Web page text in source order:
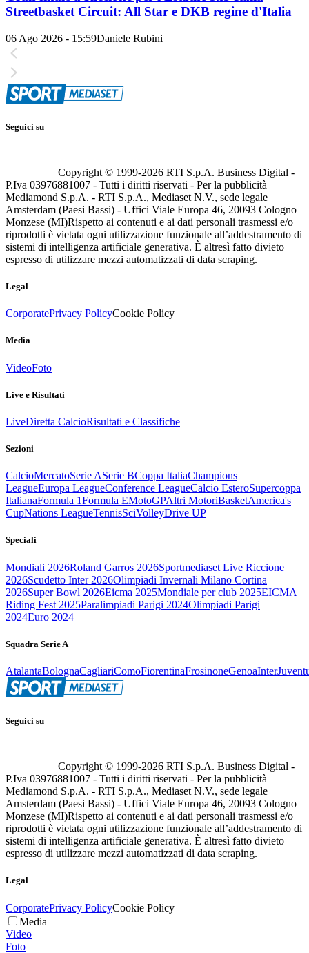
Streetbasket Circuit: All Star e DKB regine d'Italia
06 Ago 2026 - 15:59Daniele Rubini
Seguici su
Copyright © 1999-2026 RTI S.p.A. Business Digital -
P.Iva 03976881007 - Tutti i diritti riservati - Per la pubblicità
Mediamond S.p.A. - RTI S.p.A., Mediaset N.V., sede legale
Amsterdam (Paesi Bassi) - Uffici Viale Europa 46, 20093 Cologno
Monzese (MI)Rispetto ai contenuti e ai dati personali trasmessi e/o
riprodotti è vietata ogni utilizzazione funzionale all’addestramento di
sistemi di intelligenza artificiale generativa. È altresì fatto divieto
espresso di utilizzare mezzi automatizzati di data scraping.
Legal
CorporatePrivacy PolicyCookie Policy
Media
VideoFoto
Live e Risultati
LiveDiretta CalcioRisultati e Classifiche
Sezioni
CalcioMercatoSerie ASerie BCoppa ItaliaChampions
LeagueEuropa LeagueConference LeagueCalcio EsteroSupercoppa
ItalianaFormula 1Formula EMotoGPAltri MotoriBasketAmerica's
CupNations LeagueTennisSciVolleyDrive UP
Speciali
Mondiali 2026Roland Garros 2026Sportmediaset Live Riccione
2026Scudetto Inter 2026Olimpiadi Invernali Milano Cortina
2026Super Bowl 2026Eicma 2025Mondiale per club 2025EICMA
Riding Fest 2025Paralimpiadi Parigi 2024Olimpiadi Parigi
2024Euro 2024
Squadra Serie A
AtalantaBolognaCagliariComoFiorentinaFrosinoneGenoaInter
Seguici su
Copyright © 1999-2026 RTI S.p.A. Business Digital -
P.Iva 03976881007 - Tutti i diritti riservati - Per la pubblicità
Mediamond S.p.A. - RTI S.p.A., Mediaset N.V., sede legale
Amsterdam (Paesi Bassi) - Uffici Viale Europa 46, 20093 Cologno
Monzese (MI)Rispetto ai contenuti e ai dati personali trasmessi e/o
riprodotti è vietata ogni utilizzazione funzionale all’addestramento di
sistemi di intelligenza artificiale generativa. È altresì fatto divieto
espresso di utilizzare mezzi automatizzati di data scraping.
Legal
CorporatePrivacy PolicyCookie Policy
Media
Video
Foto